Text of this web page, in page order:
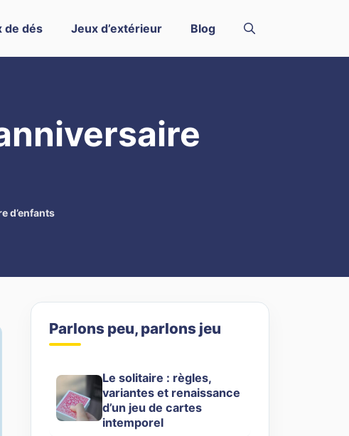
de dés Jeux d’extérieur Blog
d’enfants
Parlons peu, parlons jeu
Le solitaire : règles,
variantes et renaissance
d’un jeu de cartes
intemporel